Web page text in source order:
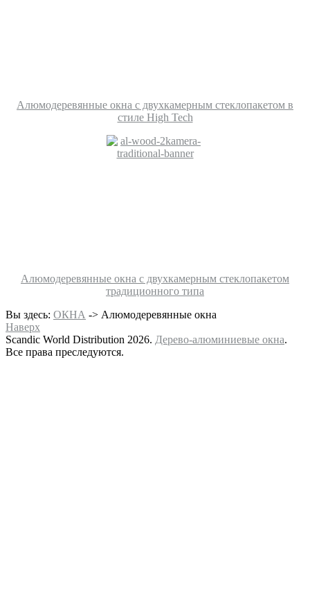
Алюмодеревянные окна с двухкамерным стеклопакетом в
стиле High Tech
Алюмодеревянные окна с двухкамерным стеклопакетом
традиционного типа
Вы здесь: ОКНА -> Алюмодеревянные окна
Наверх
Scandic World Distribution 2026. Дерево-алюминиевые окна.
Все права преследуются.